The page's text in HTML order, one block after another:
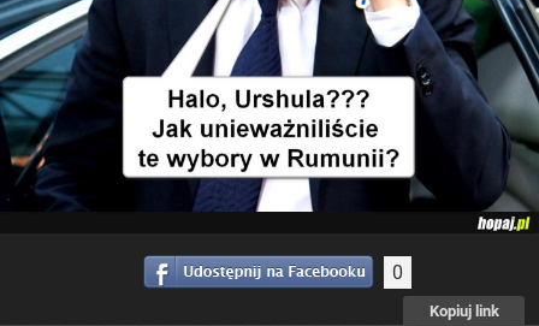
0
Kopiuj link